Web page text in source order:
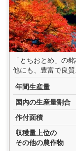
「とちおとめ」の
他にも、豊富で良質
年間生産量
国内の生産量割合
作付面積
収穫量上位の
その他の農作物